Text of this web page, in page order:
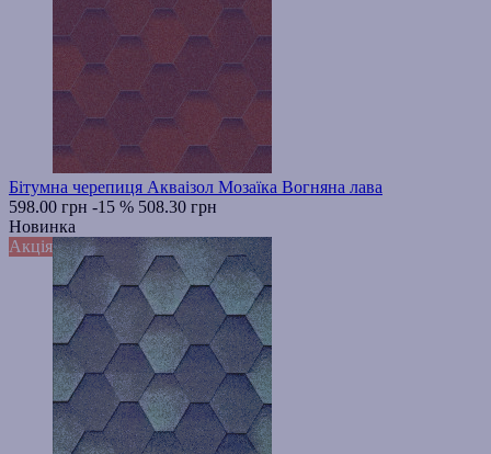
Бітумна черепиця Акваізол Мозаїка Вогняна лава
598.00 грн -15 % 508.30 грн
Новинка
Акція